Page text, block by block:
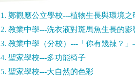
1. 鄭觀應公立學校---植物生長與環境之
2. 教業中學---洗衣液對斑馬魚生長的影
3. 教業中學（分校）---「你有幾辣？
4. 聖家學校---多功能椅子
5. 聖家學校---大自然的色彩